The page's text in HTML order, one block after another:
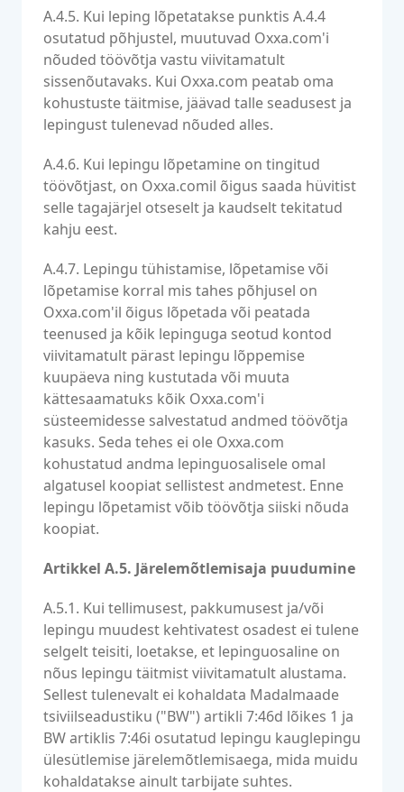
A.4.5. Kui leping lõpetatakse punktis A.4.4
osutatud põhjustel, muutuvad Oxxa.com'i
nõuded töövõtja vastu viivitamatult
sissenõutavaks. Kui Oxxa.com peatab oma
kohustuste täitmise, jäävad talle seadusest ja
lepingust tulenevad nõuded alles.
A.4.6. Kui lepingu lõpetamine on tingitud
töövõtjast, on Oxxa.comil õigus saada hüvitist
selle tagajärjel otseselt ja kaudselt tekitatud
kahju eest.
A.4.7. Lepingu tühistamise, lõpetamise või
lõpetamise korral mis tahes põhjusel on
Oxxa.com'il õigus lõpetada või peatada
teenused ja kõik lepinguga seotud kontod
viivitamatult pärast lepingu lõppemise
kuupäeva ning kustutada või muuta
kättesaamatuks kõik Oxxa.com'i
süsteemidesse salvestatud andmed töövõtja
kasuks. Seda tehes ei ole Oxxa.com
kohustatud andma lepinguosalisele omal
algatusel koopiat sellistest andmetest. Enne
lepingu lõpetamist võib töövõtja siiski nõuda
koopiat.
Artikkel A.5. Järelemõtlemisaja puudumine
A.5.1. Kui tellimusest, pakkumusest ja/või
lepingu muudest kehtivatest osadest ei tulene
selgelt teisiti, loetakse, et lepinguosaline on
nõus lepingu täitmist viivitamatult alustama.
Sellest tulenevalt ei kohaldata Madalmaade
tsiviilseadustiku ("BW") artikli 7:46d lõikes 1 ja
BW artiklis 7:46i osutatud lepingu kauglepingu
ülesütlemise järelemõtlemisaega, mida muidu
kohaldatakse ainult tarbijate suhtes.